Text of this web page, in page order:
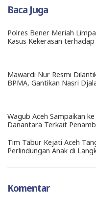
Baca Juga
Polres Bener Meriah
Kasus Kekerasan
Mawardi Nur Resmi
BPMA, Gantikan Nasri
Wagub Aceh Sampaikan
Danantara Terkait
Tim Tabur Kejati Aceh
Perlindungan Anak di
Komentar